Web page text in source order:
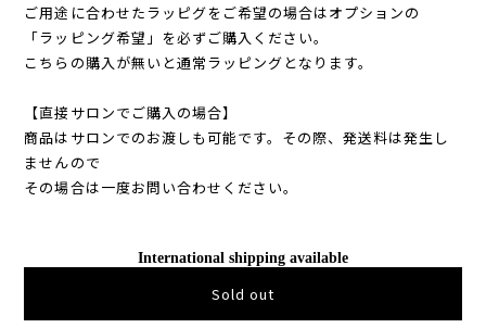
ご用途に合わせたラッピグをご希望の場合はオプションの
「ラッピング希望」を必ずご購入ください。
こちらの購入が無いと通常ラッピングとなります。
【直接サロンでご購入の場合】
商品はサロンでのお渡しも可能です。その際、発送料は発生し
ませんので
その場合は一度お問い合わせください。
International shipping available
Sold out